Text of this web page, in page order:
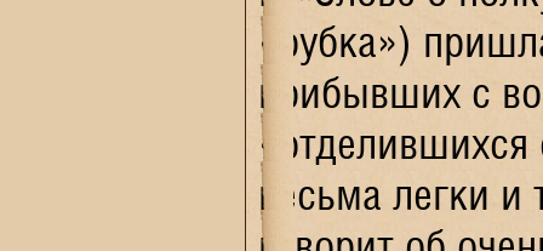
«рубка»)
прибывших с
весьма легки